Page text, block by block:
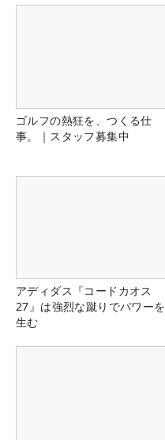
ゴルフの熱狂を、つくる仕
事。｜スタッフ募集中
アディダス『コードカオス
27』は強烈な蹴りでパワーを
生む